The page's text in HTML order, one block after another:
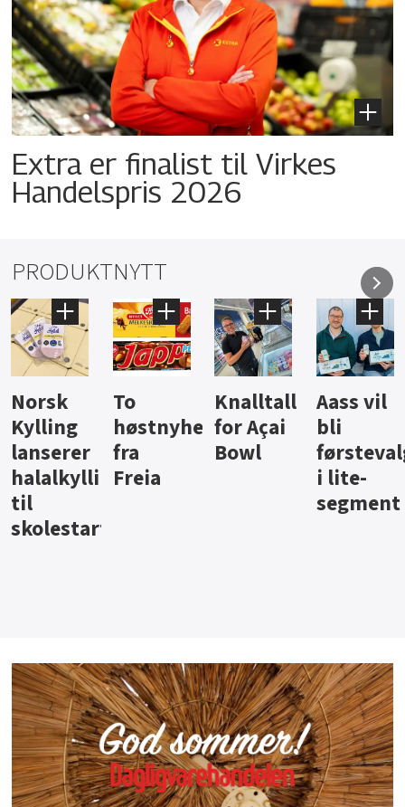
Extra er finalist til Virkes
Handelspris 2026
PRODUKTNYTT
Knalltall
for Açai
Bowl
Aass vil
bli
førstevalg
i lite-
Brus og
jus fra
Berentsen
Hard
iste fra
Hansa